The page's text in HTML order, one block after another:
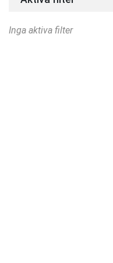
Inga aktiva filter